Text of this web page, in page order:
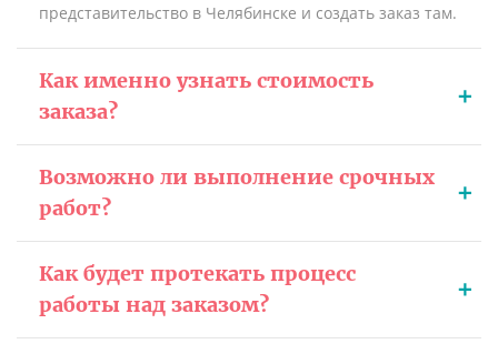
представительство в Челябинске и создать заказ там.
Как именно узнать стоимость
заказа?
Возможно ли выполнение срочных
работ?
Как будет протекать процесс
работы над заказом?